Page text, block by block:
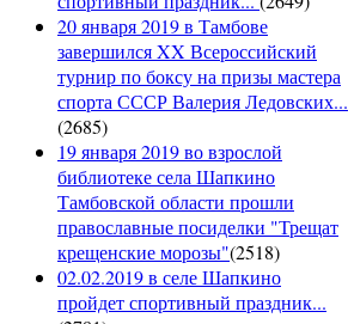
20 января 2019 в Тамбове
завершился XX Всероссийский
турнир по боксу на призы мастера
спорта СССР Валерия Ледовских...
(2685)
19 января 2019 во взрослой
библиотеке села Шапкино
Тамбовской области прошли
православные посиделки "Трещат
крещенские морозы"(2518)
02.02.2019 в селе Шапкино
пройдет спортивный праздник...